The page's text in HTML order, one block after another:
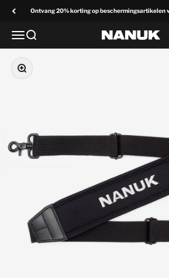
Ontvang 20% korting op beschermingsartikelen
MenuZoek op NANUK Europa
Zoom